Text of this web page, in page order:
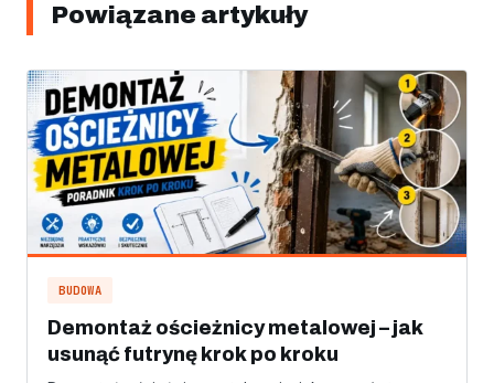
Powiązane artykuły
BUDOWA
Demontaż ościeżnicy metalowej – jak
usunąć futrynę krok po kroku